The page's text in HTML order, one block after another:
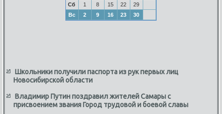
Сб
1 8 15 22
29
Вс
2 9 16 23 30
Школьники получили паспорта из рук первых лиц
Новосибирской области
Владимир Путин поздравил жителей Самары с
присвоением звания Город трудовой и боевой славы